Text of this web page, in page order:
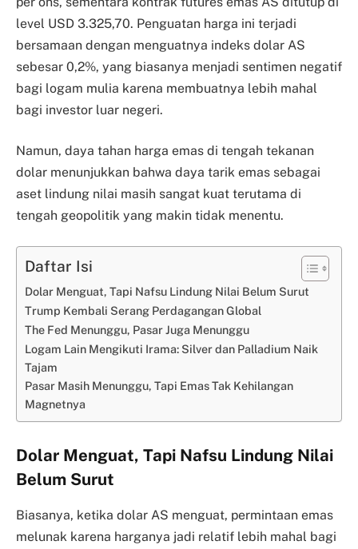
level USD 3.325,70. Penguatan harga ini terjadi
bersamaan dengan menguatnya indeks dolar AS
sebesar 0,2%, yang biasanya menjadi sentimen negatif
bagi logam mulia karena membuatnya lebih mahal
bagi investor luar negeri.
Namun, daya tahan harga emas di tengah tekanan
dolar menunjukkan bahwa daya tarik emas sebagai
aset lindung nilai masih sangat kuat terutama di
tengah geopolitik yang makin tidak menentu.
Daftar Isi
Dolar Menguat, Tapi Nafsu Lindung Nilai Belum Surut
Trump Kembali Serang Perdagangan Global
The Fed Menunggu, Pasar Juga Menunggu
Logam Lain Mengikuti Irama: Silver dan Palladium Naik
Tajam
Pasar Masih Menunggu, Tapi Emas Tak Kehilangan
Magnetnya
Dolar Menguat, Tapi Nafsu Lindung Nilai
Belum Surut
Biasanya, ketika dolar AS menguat, permintaan emas
melunak karena harganya jadi relatif lebih mahal bagi